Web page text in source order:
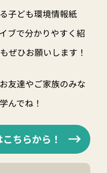
子ども環境情報紙
ブで分かりやすく紹
ぜひお願いします！
友達やご家族のみな
んでね！
ちらから！